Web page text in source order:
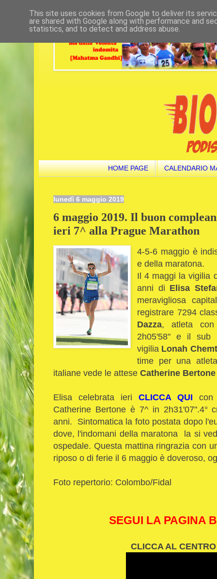
HOME PAGE CALENDARIO
lunedì 6 maggio 2019
6 maggio 2019. Il buon
ieri 7^ alla Prague Marathon
4-5-6 maggio è
e della maratona.
Il 4 maggi la vigilia
anni di Elisa
meravigliosa
registrare 7294
Dazza, atleta con
2h05'58" e il sub
vigilia Lonah
time per una
italiane vede le attese Catherine Bertone
Elisa celebrata ieri CLICCA QUI con
Catherine Bertone è 7^ in 2h31'07".4°
anni. Sintomatica la foto postata dopo
dove, l'indomani della maratona la si
ospedale. Questa mattina ringrazia con
riposo o di ferie il 6 maggio è doveroso,
Foto repertorio: Colombo/Fidal
SEGUI LA PAGINA
CLICCA AL
This site uses cookies from Google to deliver its
are shared with Google along with performance and
statistics, and to detect and address abuse.